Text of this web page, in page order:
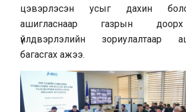
цэвэрлэсэн усыг дахин
ашигласнаар газрын
үйлдвэрлэлийн зориулалтаар
багасгах ажээ.